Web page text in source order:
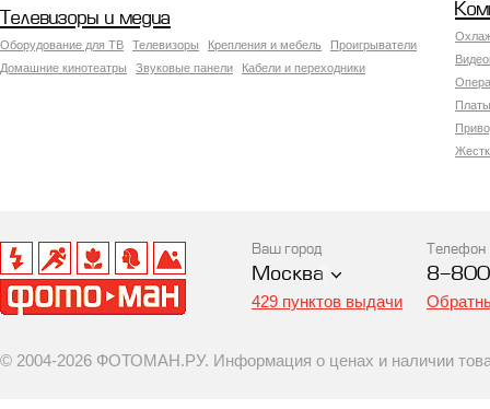
Телевизоры и медиа
Оборудование для ТВ Телевизоры Крепления и мебель
Проигрыватели
Домашние кинотеатры
Звуковые панели Кабели и переходники
Ваш город
Москва
429 пунктов выдачи
Телефон
8-
© 2004-2026 ФОТОМАН.РУ. Информация о ценах и наличии